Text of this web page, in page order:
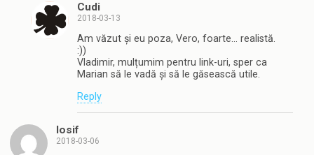
Cudi
2018-03-13
Am văzut și eu poza, Vero, foarte… realistă.
:))
Vladimir, mulțumim pentru link-uri, sper ca
Marian să le vadă și să le găsească utile.
Reply
Iosif
2018-03-06